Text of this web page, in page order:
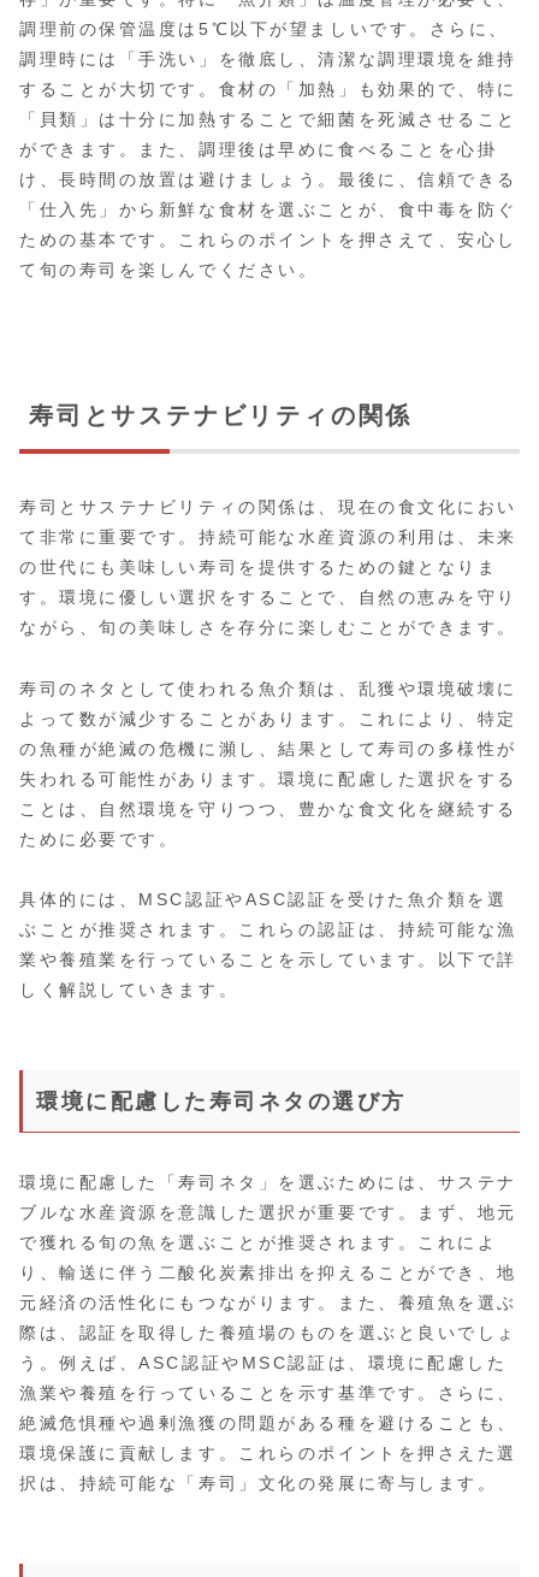
調理前の保管温度は5℃以下が望ましいです。さらに、
調理時には「手洗い」を徹底し、清潔な調理環境を維持
することが大切です。食材の「加熱」も効果的で、特に
「貝類」は十分に加熱することで細菌を死滅させること
ができます。また、調理後は早めに食べることを心掛
け、長時間の放置は避けましょう。最後に、信頼できる
「仕入先」から新鮮な食材を選ぶことが、食中毒を防ぐ
ための基本です。これらのポイントを押さえて、安心し
て旬の寿司を楽しんでください。
寿司とサステナビリティの関係
寿司とサステナビリティの関係は、現在の食文化におい
て非常に重要です。持続可能な水産資源の利用は、未来
の世代にも美味しい寿司を提供するための鍵となりま
す。環境に優しい選択をすることで、自然の恵みを守り
ながら、旬の美味しさを存分に楽しむことができます。
寿司のネタとして使われる魚介類は、乱獲や環境破壊に
よって数が減少することがあります。これにより、特定
の魚種が絶滅の危機に瀕し、結果として寿司の多様性が
失われる可能性があります。環境に配慮した選択をする
ことは、自然環境を守りつつ、豊かな食文化を継続する
ために必要です。
具体的には、MSC認証やASC認証を受けた魚介類を選
ぶことが推奨されます。これらの認証は、持続可能な漁
業や養殖業を行っていることを示しています。以下で詳
しく解説していきます。
環境に配慮した寿司ネタの選び方
環境に配慮した「寿司ネタ」を選ぶためには、サステナ
ブルな水産資源を意識した選択が重要です。まず、地元
で獲れる旬の魚を選ぶことが推奨されます。これによ
り、輸送に伴う二酸化炭素排出を抑えることができ、地
元経済の活性化にもつながります。また、養殖魚を選ぶ
際は、認証を取得した養殖場のものを選ぶと良いでしょ
う。例えば、ASC認証やMSC認証は、環境に配慮した
漁業や養殖を行っていることを示す基準です。さらに、
絶滅危惧種や過剰漁獲の問題がある種を避けることも、
環境保護に貢献します。これらのポイントを押さえた選
択は、持続可能な「寿司」文化の発展に寄与します。